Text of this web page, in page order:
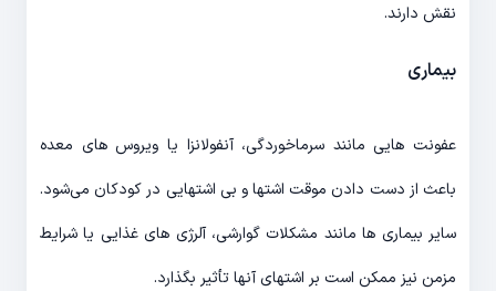
نقش دارند.
بیماری
عفونت هایی مانند سرماخوردگی، آنفولانزا یا ویروس های معده
باعث از دست دادن موقت اشتها و بی اشتهایی در کودکان می‌شود.
سایر بیماری ها مانند مشکلات گوارشی، آلرژی های غذایی یا شرایط
مزمن نیز ممکن است بر اشتهای آنها تأثیر بگذارد.